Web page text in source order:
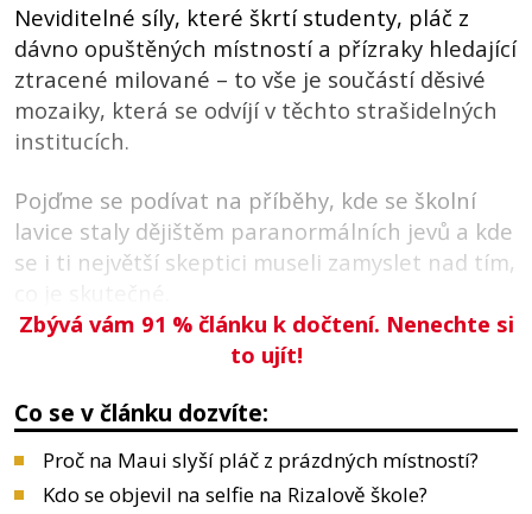
Neviditelné síly, které škrtí studenty, pláč z
dávno opuštěných místností a přízraky hledající
ztracené milované – to vše je součástí děsivé
mozaiky, která se odvíjí v těchto strašidelných
institucích.
Pojďme se podívat na příběhy, kde se školní
lavice staly dějištěm paranormálních jevů a kde
se i ti největší skeptici museli zamyslet nad tím,
Zbývá vám 91 %článku k dočtení. Nenechte si
to ujít!
Co se v článku dozvíte:
Proč na Maui slyší pláč z prázdných místností?
Kdo se objevil na selfie na Rizalově škole?